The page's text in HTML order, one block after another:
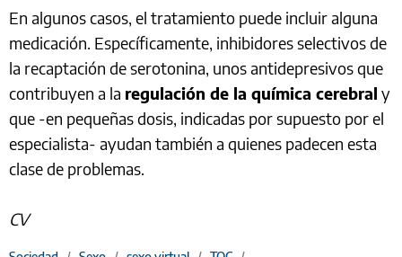
En algunos casos, el tratamiento puede incluir alguna
medicación. Específicamente, inhibidores selectivos de
la recaptación de serotonina, unos antidepresivos que
contribuyen a la regulación de la química cerebral y
que -en pequeñas dosis, indicadas por supuesto por el
especialista- ayudan también a quienes padecen esta
clase de problemas.
CV